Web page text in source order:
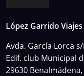
López Garrido
Avda. García Lorca
Edif. club Municipal
29630 Benalmádena,